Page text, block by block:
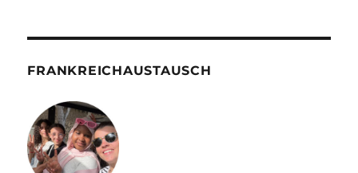
FRANKREICHAUSTAUSCH